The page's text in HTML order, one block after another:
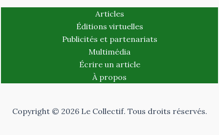
Articles
Éditions virtuelles
Publicités et partenariats
Multimédia
Écrire un article
À propos
Copyright © 2026 Le Collectif. Tous droits réservés.